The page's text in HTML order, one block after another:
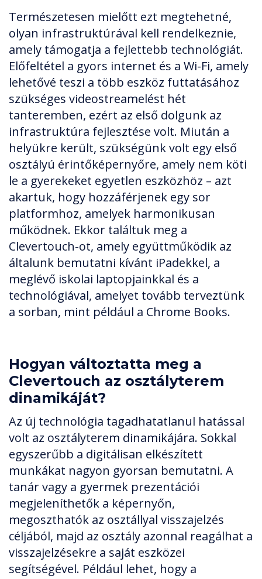
Természetesen mielőtt ezt megtehetné,
olyan infrastruktúrával kell rendelkeznie,
amely támogatja a fejlettebb technológiát.
Előfeltétel a gyors internet és a Wi-Fi, amely
lehetővé teszi a több eszköz futtatásához
szükséges videostreamelést hét
tanteremben, ezért az első dolgunk az
infrastruktúra fejlesztése volt. Miután a
helyükre került, szükségünk volt egy első
osztályú érintőképernyőre, amely nem köti
le a gyerekeket egyetlen eszközhöz – azt
akartuk, hogy hozzáférjenek egy sor
platformhoz, amelyek harmonikusan
működnek. Ekkor találtuk meg a
Clevertouch-ot, amely együttműködik az
általunk bemutatni kívánt iPadekkel, a
meglévő iskolai laptopjainkkal és a
technológiával, amelyet tovább terveztünk
a sorban, mint például a Chrome Books.
Hogyan változtatta meg a
Clevertouch az osztályterem
dinamikáját?
Az új technológia tagadhatatlanul hatással
volt az osztályterem dinamikájára. Sokkal
egyszerűbb a digitálisan elkészített
munkákat nagyon gyorsan bemutatni. A
tanár vagy a gyermek prezentációi
megjeleníthetők a képernyőn,
megoszthatók az osztállyal visszajelzés
céljából, majd az osztály azonnal reagálhat a
visszajelzésekre a saját eszközei
segítségével. Például lehet, hogy a